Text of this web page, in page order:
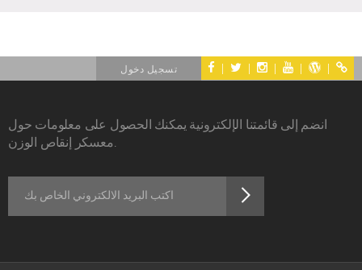
| | | | | تسجيل دخول
انضم إلى قائمتنا الإلكترونية يمكنك الحصول على معلومات حول
معسكر إنقاص الوزن.